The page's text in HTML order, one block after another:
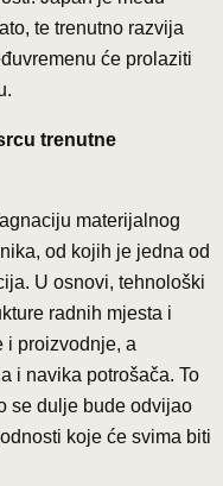
te trenutno razvija
će prolaziti
trenutne
materijalnog
od kojih je jedna od
U osnovi, tehnološki
radnih mjesta i
i proizvodnje, a
i navika potrošača. To
se dulje bude odvijao
koje će svima biti